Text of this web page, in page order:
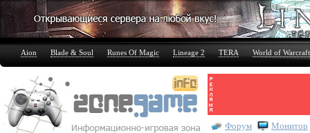
Aion Blade & Soul Runes Of Magic Lineage 2 TERA World of Warcraft
Форум Монитор